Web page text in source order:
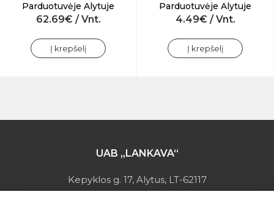
Parduotuvėje Alytuje
62.69€ / Vnt.
Į krepšelį
Parduotuvėje Alytuje
4.49€ / Vnt.
Į krepšelį
UAB „LANKAVA“
Kepyklos g. 17, Alytus, LT-62117